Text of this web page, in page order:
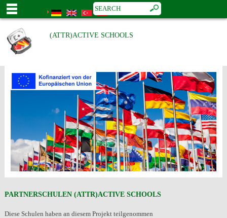
(ATTR)ACTIVE SCHOOLS
PARTNERSCHULEN (ATTR)ACTIVE SCHOOLS
Diese Schulen haben an diesem Projekt teilgenommen